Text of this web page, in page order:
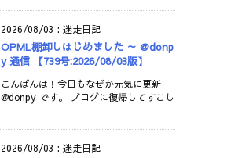
2026/08/03 : 迷走日記
OPML棚卸しはじめました ～ @donp
y 通信 【739号:2026/08/03版】
こんばんは！今日もなぜか元気に更新
@donpy です。 ブログに復帰してすこし
2026/08/03 : 迷走日記